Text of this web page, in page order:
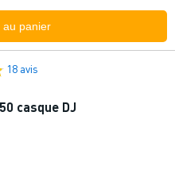
au panier
18 avis
casque DJ